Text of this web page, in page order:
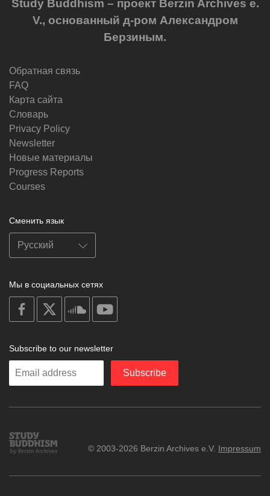
Study Buddhism – проект Berzin Archives e.
V., основанный д-ром Александром
Берзиным.
Обратная связь
FAQ
Карта сайта
Словарь
Privacy Policy
Newsletter
Новые материалы
Progress Reports
Courses
Сменить язык
Мы в социальных сетях
on
facebook
soundcloud
Subscribe to our newsletter
Enter
Subscribe
Study
Buddhism
© 2003-2026 Berzin Archives e.V. Impressum